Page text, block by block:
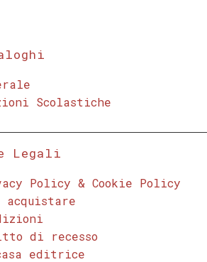
Scolastiche
Legali
Policy & Cookie Policy
acquistare
di recesso
editrice